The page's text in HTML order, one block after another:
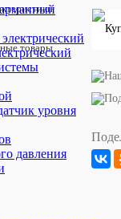
уровня
давления
NEOX
В
лампой
комплекте
Внешний
диаметр
595
мм